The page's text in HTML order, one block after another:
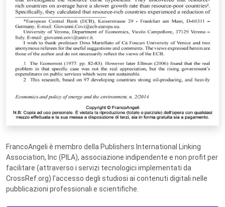
FrancoAngeli è membro della Publishers International Linking
Association, Inc (PILA), associazione indipendente e non profit per
facilitare (attraverso i servizi tecnologici implementati da
CrossRef.org) l’accesso degli studiosi ai contenuti digitali nelle
pubblicazioni professionali e scientifiche.